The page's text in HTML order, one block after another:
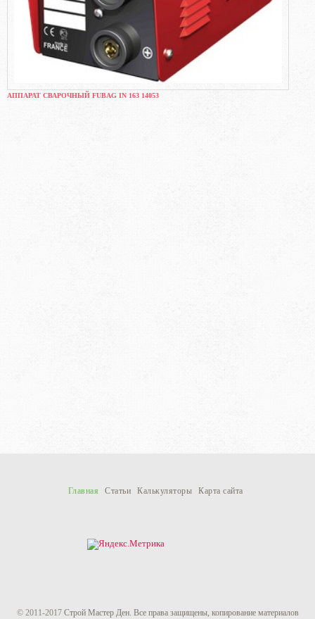
АППАРАТ СВАРОЧНЫЙ FUBAG IN 163 14053
Главная Статьи Калькуляторы Карта сайта
© 2011-2017 Строй Мастер Ден. Все права защищены, копирование материалов